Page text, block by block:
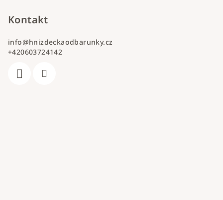
Kontakt
info@hnizdeckaodbarunky.cz
+420603724142